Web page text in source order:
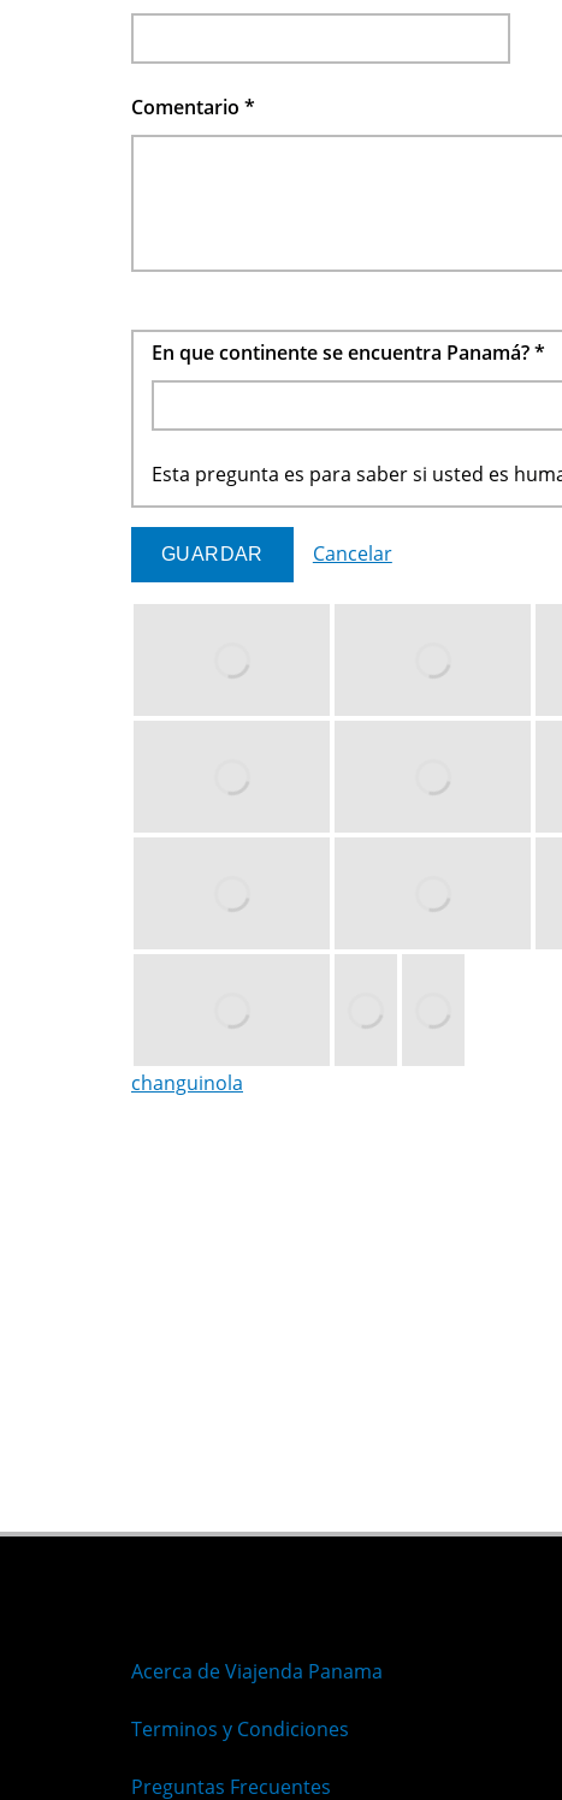
Comentario *
En que continente se encuentra Panamá?*
Esta pregunta es para saber si usted es
Cancelar
changuinola
Acerca de Viajenda Panama
Terminos y Condiciones
Preguntas Frecuentes